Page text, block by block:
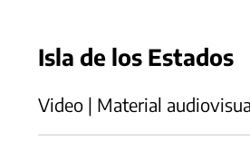
Isla de los Estados
Video | Material